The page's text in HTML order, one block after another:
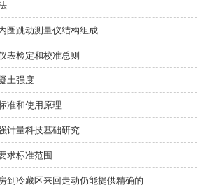
圈跳动测量仪结构组成
表检定和校准总则
土强度
准和使用原理
计量科技基础研究
求标准范围
到冷藏区来回走动仍能提供精确的